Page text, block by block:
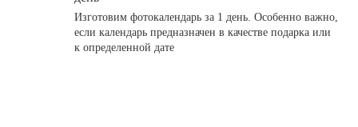
Изготовим фотокалендарь за 1 день. Особенно важно,
если календарь предназначен в качестве подарка или
к определенной дате